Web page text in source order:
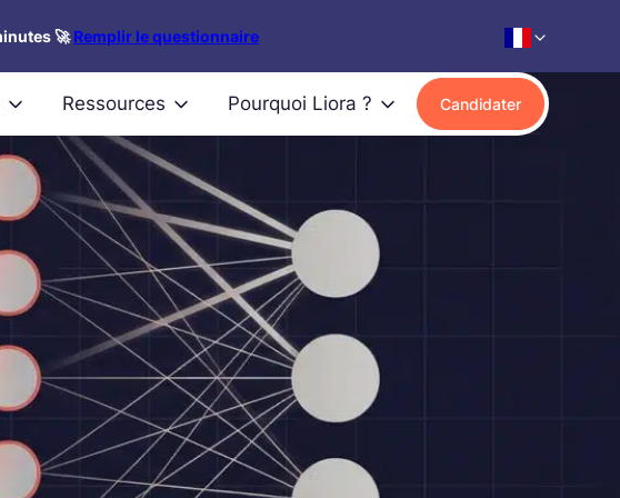
🚀Remplir le questionnaire
Ressources Pourquoi Liora ? Candidater